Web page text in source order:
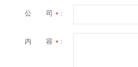
公 司 * :
内 容 * :